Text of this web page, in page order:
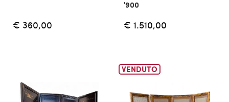
€ 360,00
'900
€ 1.510,00
VENDUTO